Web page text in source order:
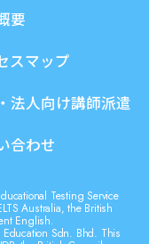
要
スマップ
法人向け講師派遣
合わせ
Testing Service
Australia, the British
English.
Education Sdn. Bhd. This